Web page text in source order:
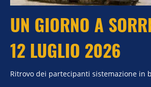
UN GIORNO A
12 LUGLIO 2026
Ritrovo dei partecipanti sistemazione in